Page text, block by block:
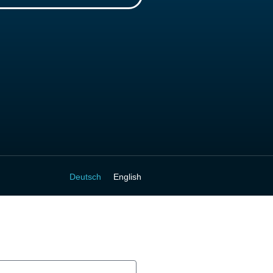
Deutsch English